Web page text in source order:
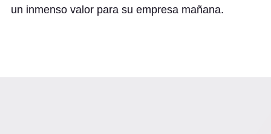
un inmenso valor para su empresa mañana.